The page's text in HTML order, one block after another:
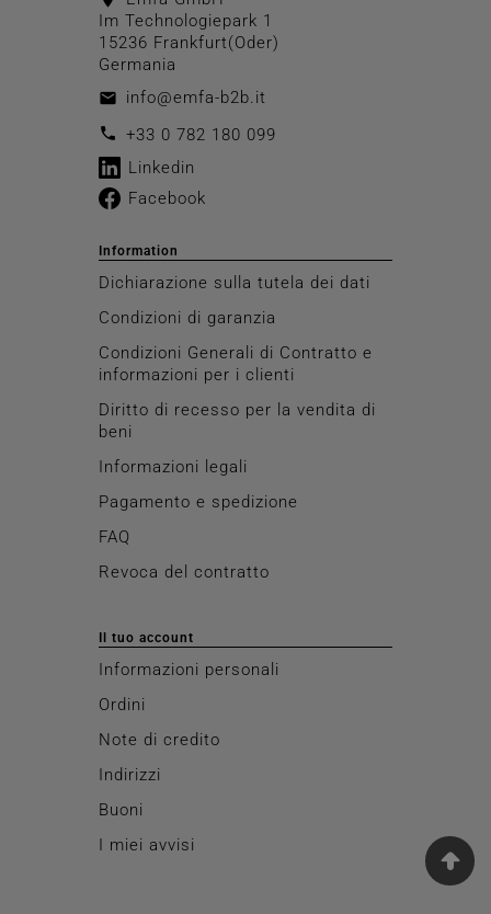
Im Technologiepark 1
15236 Frankfurt(Oder)
Germania
email info@emfa-b2b.it
call +33 0 782 180 099
Linkedin
Facebook
Information
Dichiarazione sulla tutela dei dati
Condizioni di garanzia
Condizioni Generali di Contratto e
informazioni per i clienti
Diritto di recesso per la vendita di
beni
Informazioni legali
Pagamento e spedizione
FAQ
Revoca del contratto
Il tuo account
Informazioni personali
Ordini
Note di credito
Indirizzi
Buoni
I miei avvisi